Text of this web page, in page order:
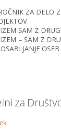
ZA DELO
SAM Z
– SAM Z
za